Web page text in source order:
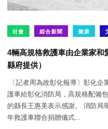
社會 綜合新聞 健康
4輛高規格救護車由企業家和
縣府提供）
〔記者周為政彰化報導〕彰化企
護車給彰化消防局，高規格配備
的縣長王惠美表示感謝。 消防局
年救護車聯合捐贈儀式...